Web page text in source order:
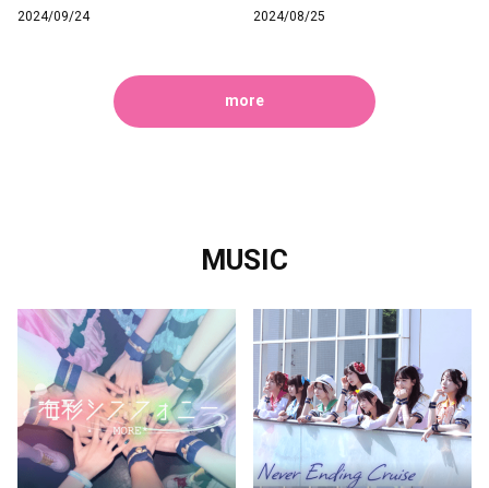
2024/09/24 2024/08/25
more
MUSIC